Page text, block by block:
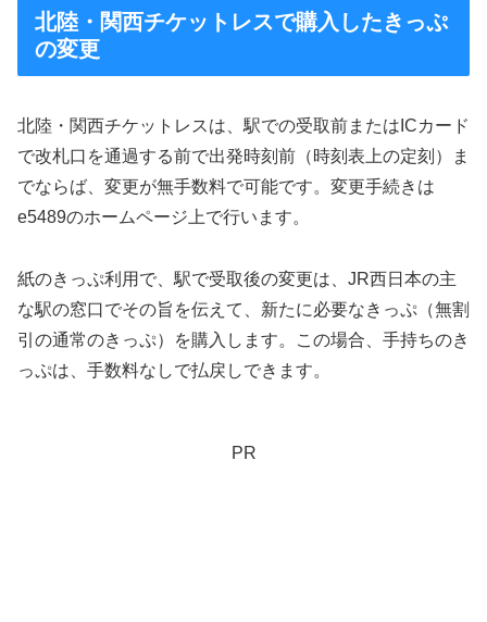
北陸・関西チケットレスで購入したきっぷ
の変更
北陸・関西チケットレスは、駅での受取前またはICカード
で改札口を通過する前で出発時刻前（時刻表上の定刻）ま
でならば、変更が無手数料で可能です。変更手続きは
e5489のホームページ上で行います。
紙のきっぷ利用で、駅で受取後の変更は、JR西日本の主
な駅の窓口でその旨を伝えて、新たに必要なきっぷ（無割
引の通常のきっぷ）を購入します。この場合、手持ちのき
っぷは、手数料なしで払戻しできます。
PR